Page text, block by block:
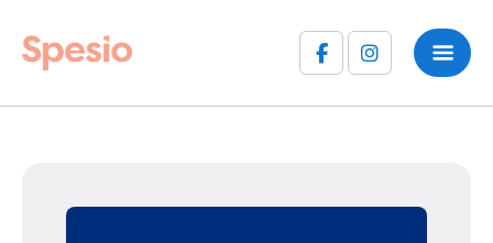
FacebookInstagram